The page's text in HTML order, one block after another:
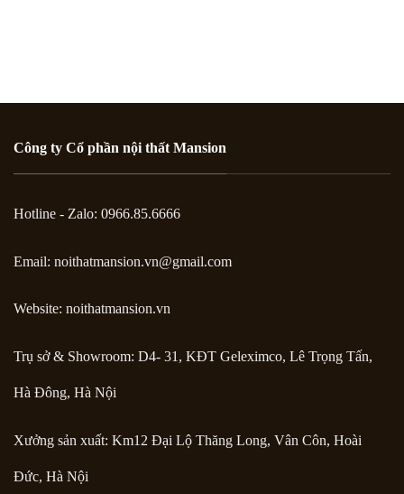
Công ty Cổ phần nội thất Mansion
Hotline - Zalo: 0966.85.6666
Email: noithatmansion.vn@gmail.com
Website: noithatmansion.vn
Trụ sở & Showroom: D4- 31, KĐT Geleximco, Lê Trọng Tấn,
Hà Đông, Hà Nội
Xưởng sản xuất: Km12 Đại Lộ Thăng Long, Vân Côn, Hoài
Đức, Hà Nội